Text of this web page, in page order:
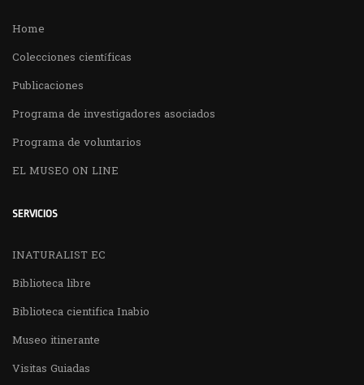
Home
Colecciones científicas
Publicaciones
Programa de investigadores asociados
Programa de voluntarios
EL MUSEO ON LINE
SERVICIOS
INATURALIST EC
Biblioteca libre
Biblioteca cientifica Inabio
Museo itinerante
Visitas Guiadas